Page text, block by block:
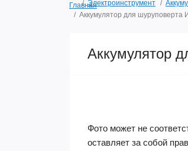
ГлавнаяЭлектроинструмент
Аккумулятор для шуруповерта
Аккумулятор
Фото может не
оставляет за собой